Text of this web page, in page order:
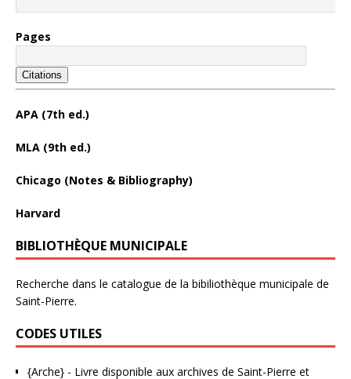
Pages
Citations
APA (7th ed.)
MLA (9th ed.)
Chicago (Notes & Bibliography)
Harvard
BIBLIOTHÈQUE MUNICIPALE
Recherche dans le catalogue de la bibiliothèque municipale de
Saint-Pierre.
CODES UTILES
{Arche} - Livre disponible aux archives de Saint-Pierre et